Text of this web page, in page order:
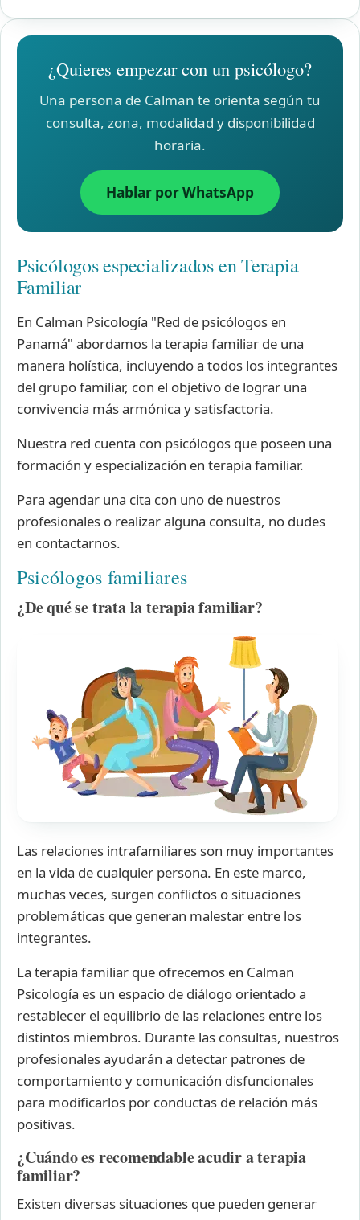
¿Quieres empezar con un psicólogo?
Una persona de Calman te orienta según tu
consulta, zona, modalidad y disponibilidad
horaria.
Hablar por WhatsApp
Psicólogos especializados en Terapia
Familiar
En Calman Psicología "Red de psicólogos en
Panamá" abordamos la terapia familiar de una
manera holística, incluyendo a todos los integrantes
del grupo familiar, con el objetivo de lograr una
convivencia más armónica y satisfactoria.
Nuestra red cuenta con psicólogos que poseen una
formación y especialización en terapia familiar.
Para agendar una cita con uno de nuestros
profesionales o realizar alguna consulta, no dudes
en contactarnos.
Psicólogos familiares
¿De qué se trata la terapia familiar?
Las relaciones intrafamiliares son muy importantes
en la vida de cualquier persona. En este marco,
muchas veces, surgen conflictos o situaciones
problemáticas que generan malestar entre los
integrantes.
La terapia familiar que ofrecemos en Calman
Psicología es un espacio de diálogo orientado a
restablecer el equilibrio de las relaciones entre los
distintos miembros. Durante las consultas, nuestros
profesionales ayudarán a detectar patrones de
comportamiento y comunicación disfuncionales
para modificarlos por conductas de relación más
positivas.
¿Cuándo es recomendable acudir a terapia
familiar?
Existen diversas situaciones que pueden generar